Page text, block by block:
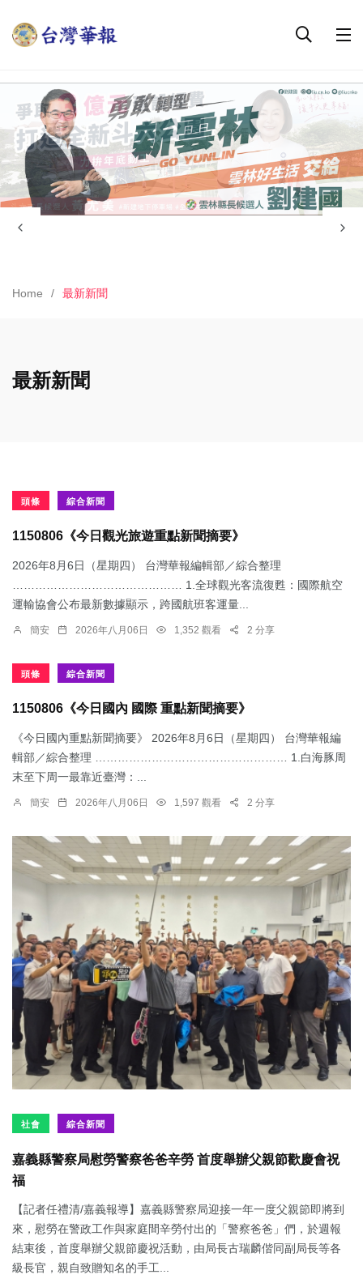
Home 最新新聞
最新新聞
頭條 綜合新聞
1150806《今日觀光旅遊重點新聞摘要》
2026年8月6日（星期四） 台灣華報編輯部／綜合整理
……………………………………… 1.​全球觀光客流復甦：國際航空
運輸協會公布最新數據顯示，跨國航班客運量...
簡安 2026年八月06日 1,352 觀看 2 分享
頭條 綜合新聞
1150806《今日國內 國際 重點新聞摘要》
《今日國內重點新聞摘要》 2026年8月6日（星期四） 台灣華報編
輯部／綜合整理 …………………………………………… 1.​白海豚周
末至下周一最靠近臺灣：...
簡安 2026年八月06日 1,597 觀看 2 分享
社會 綜合新聞
嘉義縣警察局慰勞警察爸爸辛勞 首度舉辦父親節歡慶會祝
福
【記者任禮清/嘉義報導】嘉義縣警察局迎接一年一度父親節即將到
來，慰勞在警政工作與家庭間辛勞付出的「警察爸爸」們，於週報
結束後，首度舉辦父親節慶祝活動，由局長古瑞麟偕同副局長等各
級長官，親自致贈知名的手工...